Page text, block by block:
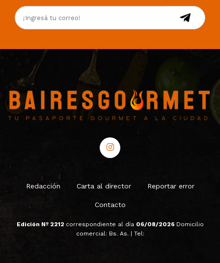
Redacción Carta al director Reportar error
Contacto
Edición Nº 2212 correspondiente al día 06/08/2026 Domicilio
comercial: Bs. As. | Tel: